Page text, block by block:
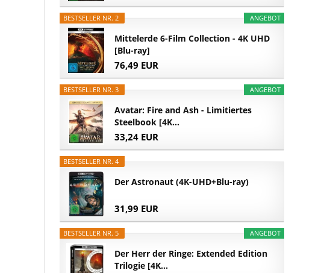
ANGEBOT
BESTSELLER NR. 2
Mittelerde 6-Film Collection - 4K UHD
[Blu-ray]
76,49 EUR
ANGEBOT
BESTSELLER NR. 3
Avatar: Fire and Ash - Limitiertes
Steelbook [4K...
33,24 EUR
BESTSELLER NR. 4
Der Astronaut (4K-UHD+Blu-ray)
31,99 EUR
ANGEBOT
BESTSELLER NR. 5
Der Herr der Ringe: Extended Edition
Trilogie [4K...